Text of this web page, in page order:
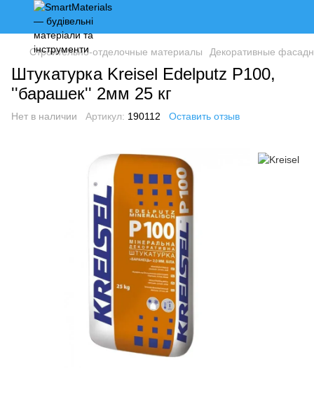
Строительно-отделочные материалы Декоративные
Штукатурка Kreisel Edelputz P100,
''барашек'' 2мм 25 кг
Нет в наличии Артикул: 190112 Оставить отзыв